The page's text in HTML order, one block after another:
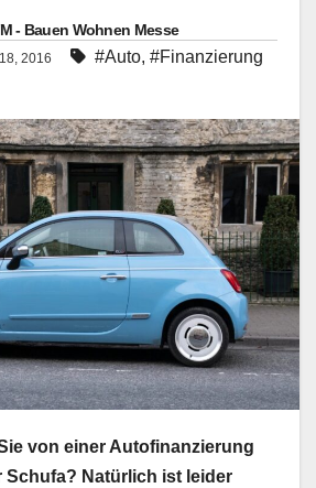
- Bauen Wohnen Messe
2016 #Auto, #Finanzierung
von einer Autofinanzierung
Schufa? Natürlich ist leider